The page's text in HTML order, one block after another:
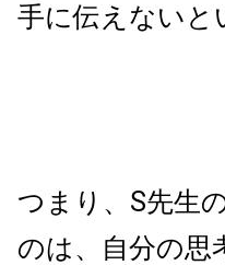
手に伝えないと
つまり、S先生
のは、自分の思